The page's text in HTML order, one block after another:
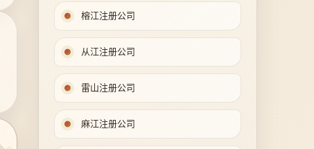
榕江注册公司
从江注册公司
雷山注册公司
麻江注册公司